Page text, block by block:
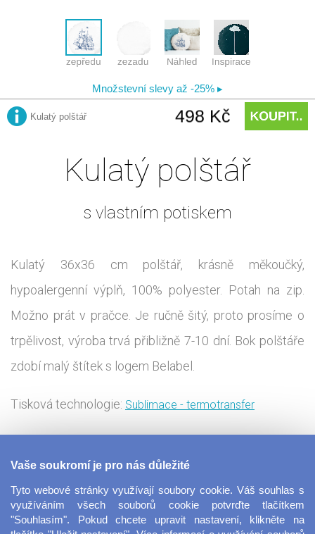
Kulatý polštář
s vlastním potiskem
Kulatý 36x36 cm polštář, krásně měkoučký,
hypoalergenní výplň, 100% polyester. Potah na zip.
Možno prát v pračce. Je ručně šitý, proto prosíme o
trpělivost, výroba trvá přibližně 7-10 dní. Bok polštáře
zdobí malý štítek s logem Belabel.
Tisková technologie: Sublimace - termotransfer
Jelikož je polštářek šitý ručně v naší nové šicí dílně,
Vaše soukromí je pro nás důležité
Tyto webové stránky využívají soubory cookie. Váš souhlas s
využíváním všech souborů cookie potvrďte tlačítkem
"Souhlasím". Pokud chcete upravit nastavení, klikněte na